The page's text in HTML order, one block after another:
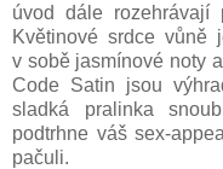
úvod dále rozehrávají
Květinové srdce vůně
v sobě jasmínové noty
Code Satin jsou
sladká pralinka
podtrhne váš sex-
pačuli.